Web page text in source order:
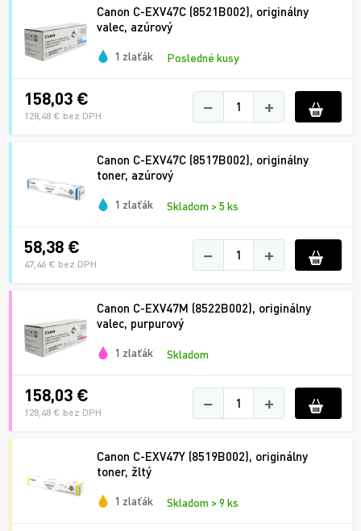
Canon C-EXV47C (8521B002), originálny
valec, azúrový
1 zlaťák Posledné kusy
158,03 €
128,48 € bez DPH − +
Canon C-EXV47C (8517B002), originálny
toner, azúrový
1 zlaťák Skladom > 5 ks
58,38 €
47,46 € bez DPH − +
Canon C-EXV47M (8522B002), originálny
valec, purpurový
1 zlaťák Skladom
158,03 €
128,48 € bez DPH − +
Canon C-EXV47Y (8519B002), originálny
toner, žltý
1 zlaťák Skladom > 9 ks